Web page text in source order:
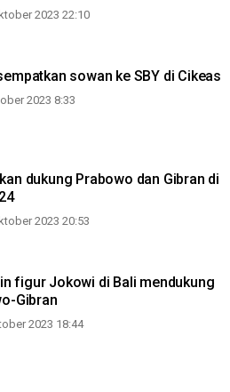
2023 22:10
sowan ke SBY di Cikeas
2023 8:33
dukung Prabowo dan Gibran di
2023 20:53
figur Jokowi di Bali mendukung
Gibran
2023 18:44